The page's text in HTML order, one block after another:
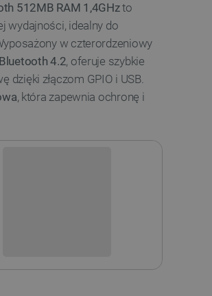
512MB RAM 1,4GHzto
wydajności, idealny do
w czterordzeniowy
4.2, oferuje szybkie
dzięki złączom GPIO i USB.
, która zapewnia ochronę i